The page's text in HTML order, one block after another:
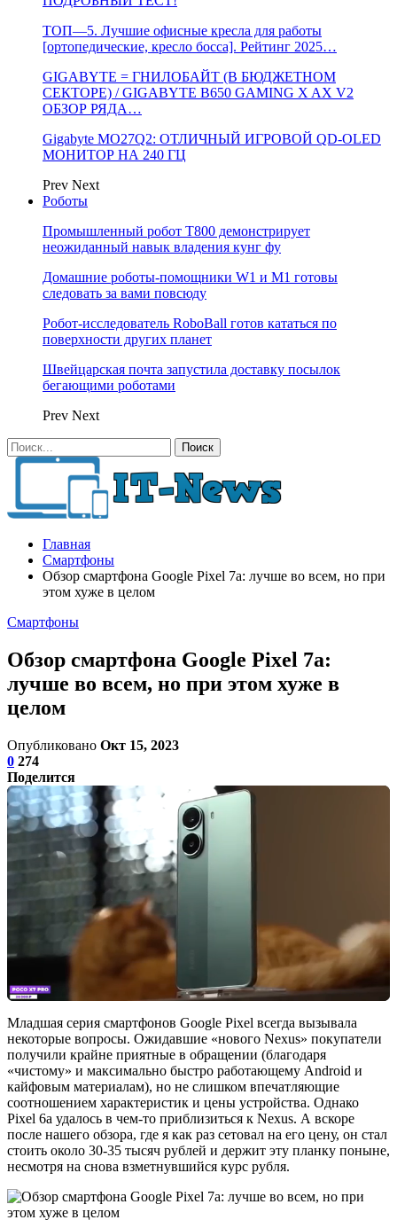
ТОП—5. Лучшие офисные кресла для работы
[ортопедические, кресло босса]. Рейтинг 2025…
GIGABYTE = ГНИЛОБАЙТ (В БЮДЖЕТНОМ
СЕКТОРЕ) / GIGABYTE B650 GAMING X AX V2
ОБЗОР РЯДА…
Gigabyte MO27Q2: ОТЛИЧНЫЙ ИГРОВОЙ QD-OLED
МОНИТОР НА 240 ГЦ
Prev Next
Роботы
Промышленный робот Т800 демонстрирует
неожиданный навык владения кунг фу
Домашние роботы-помощники W1 и M1 готовы
следовать за вами повсюду
Робот-исследователь RoboBall готов кататься по
поверхности других планет
Швейцарская почта запустила доставку посылок
бегающими роботами
Prev Next
Главная
Смартфоны
Обзор смартфона Google Pixel 7a: лучше во всем, но при
этом хуже в целом
Смартфоны
Обзор смартфона Google Pixel 7a:
лучше во всем, но при этом хуже в
целом
Опубликовано Окт 15, 2023
0 274
Поделится
Младшая серия смартфонов Google Pixel всегда вызывала
некоторые вопросы. Ожидавшие «нового Nexus» покупатели
получили крайне приятные в обращении (благодаря
«чистому» и максимально быстро работающему Android и
кайфовым материалам), но не слишком впечатляющие
соотношением характеристик и цены устройства. Однако
Pixel 6a удалось в чем-то приблизиться к Nexus. А вскоре
после нашего обзора, где я как раз сетовал на его цену, он стал
стоить около 30-35 тысяч рублей и держит эту планку поныне,
несмотря на снова взметнувшийся курс рубля.